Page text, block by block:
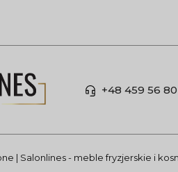
+48 459 56
| Salonlines - meble fryzjerskie i